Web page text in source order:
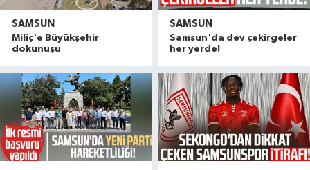
SAMSUN
Miliç'e Büyükşehir
dokunuşu
SAMSUN
Samsun'da dev çekirgeler
her yerde!